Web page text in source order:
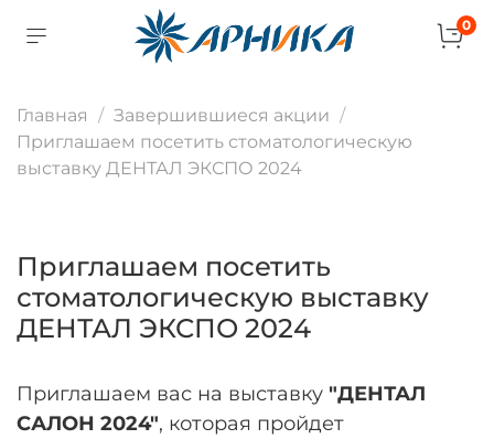
0
Главная
Завершившиеся акции
Приглашаем посетить стоматологическую
выставку ДЕНТАЛ ЭКСПО 2024
Приглашаем посетить
стоматологическую выставку
ДЕНТАЛ ЭКСПО 2024
Приглашаем вас на выставку "ДЕНТАЛ
САЛОН 2024", которая пройдет